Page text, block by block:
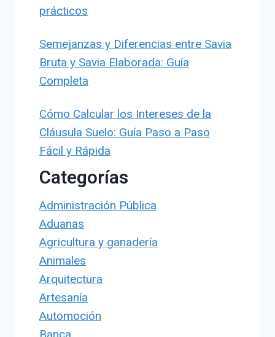
prácticos
Semejanzas y Diferencias entre Savia
Bruta y Savia Elaborada: Guía
Completa
Cómo Calcular los Intereses de la
Cláusula Suelo: Guía Paso a Paso
Fácil y Rápida
Categorías
Administración Pública
Aduanas
Agricultura y ganadería
Animales
Arquitectura
Artesanía
Automoción
Banca